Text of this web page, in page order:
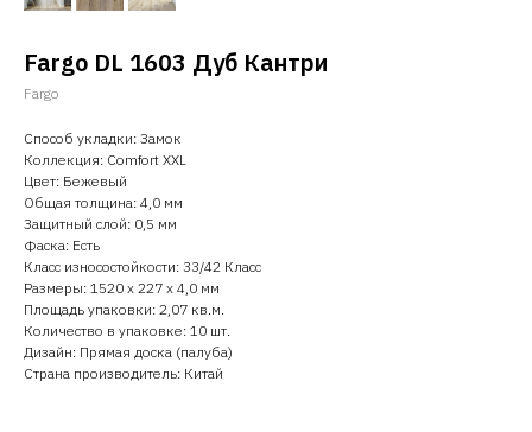
Fargo DL 1603 Дуб Кантри
Fargo
Способ укладки: Замок
Коллекция: Comfort XXL
Цвет: Бежевый
Общая толщина: 4,0 мм
Защитный слой: 0,5 мм
Фаска: Есть
Класс износостойкости: 33/42 Класс
Размеры: 1520 х 227 х 4,0 мм
Площадь упаковки: 2,07 кв.м.
Количество в упаковке: 10 шт.
Дизайн: Прямая доска (палуба)
Страна производитель: Китай